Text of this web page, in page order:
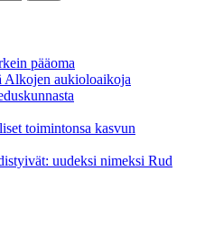
pääoma
Alkojen aukioloaikoja
toimintonsa kasvun
uudeksi nimeksi Rud